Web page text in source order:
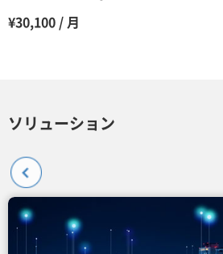
¥30,100 / 月
ソリューション